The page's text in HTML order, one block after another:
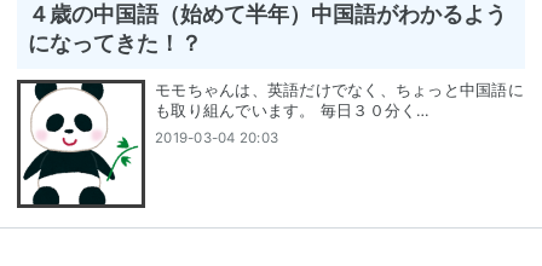
４歳の中国語（始めて半年）中国語がわかるよう
になってきた！？
モモちゃんは、英語だけでなく、ちょっと中国語に
も取り組んでいます。 毎日３０分く…
2019-03-04 20:03